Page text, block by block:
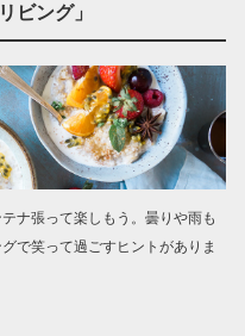
ビング」
ナ張って楽しもう。曇りや雨も
で笑って過ごすヒントがありま